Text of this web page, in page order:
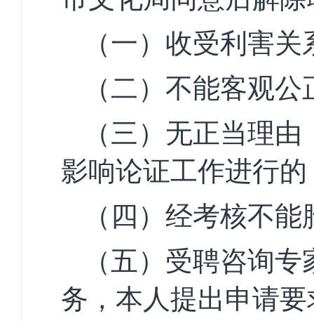
（一）收受利害
（二）不能客观
（三）无正当理
影响论证工作进行的
（四）经考核不
（五）受聘咨询
务，本人提出申请